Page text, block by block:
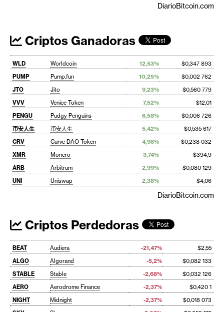
DiarioBitcoin.com
Criptos Ganadoras
WLD Worldcoin 12,53%
$0,347 893
PUMP
Pump.fun 10,25%
$0,002 762
JTO
Jito 9,23%
$0,560 779
VVV
Venice Token 7,52%
$12,01
PENGU
Pudgy Penguins 6,58%
$0,006 726
币安人生
币安人生 5,42%
$0,535 617
CRV
Curve DAO Token 4,98%
$0,238 032
XMR
Monero 3,74%
$394,9
ARB
Arbitrum 2,99%
$0,080 129
UNI
Uniswap 2,38% $4,06
DiarioBitcoin.com
Criptos Perdedoras
BEAT Audiera -21,47%
$2,55
ALGO
Algorand -5,2%
$0,082 133
STABLE
Stable -2,68%
$0,032 126
AERO
Aerodrome Finance -2,37%
$0,420 1
NIGHT
Midnight -2,37%
$0,018 073